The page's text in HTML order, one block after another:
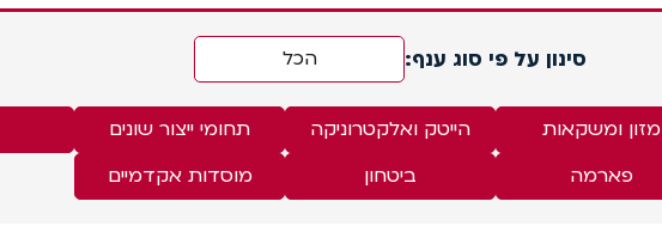
סינון על פי סוג ענף: הכל
מזון ומשקאות הייטק ואלקטרוניקה
תחומי ייצור שונים
פארמה
ביטחון מוסדות אקדמיים